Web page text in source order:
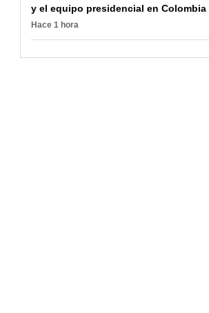
y el equipo presidencial en Colombia
Hace 1 hora